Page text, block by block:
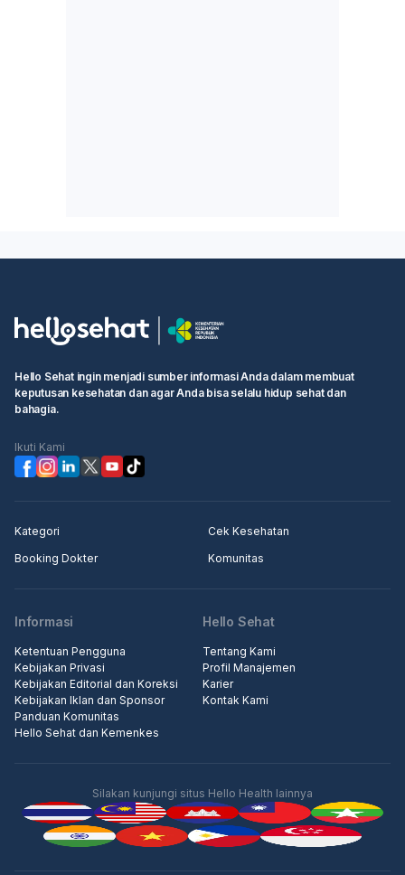
Hello Sehat ingin menjadi sumber informasi Anda dalam membuat
keputusan kesehatan dan agar Anda bisa selalu hidup sehat dan
bahagia.
Ikuti Kami
Kategori
Cek Kesehatan
Booking Dokter
Komunitas
Informasi
Ketentuan Pengguna
Kebijakan Privasi
Kebijakan Editorial dan Koreksi
Kebijakan Iklan dan Sponsor
Panduan Komunitas
Hello Sehat dan Kemenkes
Hello Sehat
Tentang Kami
Profil Manajemen
Karier
Kontak Kami
Silakan kunjungi situs Hello Health lainnya